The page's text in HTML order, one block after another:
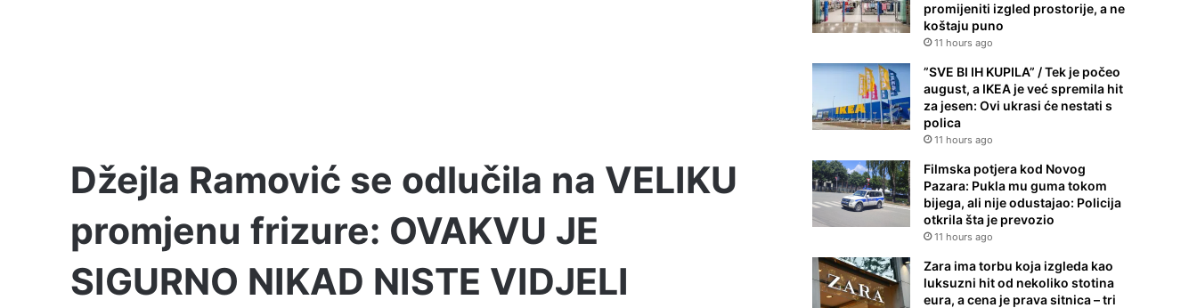
Džejla Ramović se odlučila na VELIKU
promjenu frizure: OVAKVU JE
SIGURNO NIKAD NISTE VIDJELI
promijeniti izgled prostorije, a ne
koštaju puno
11 hours ago
”SVE BI IH KUPILA” / Tek je počeo
august, a IKEA je već spremila hit
za jesen: Ovi ukrasi će nestati s
polica
11 hours ago
Filmska potjera kod Novog
Pazara: Pukla mu guma tokom
bijega, ali nije odustajao: Policija
otkrila šta je prevozio
11 hours ago
Zara ima torbu koja izgleda kao
luksuzni hit od nekoliko stotina
eura, a cena je prava sitnica – tri